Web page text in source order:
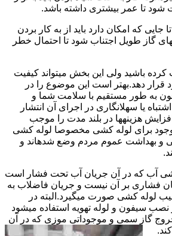
شود تا عمر بیشتری داشته باشد.
جایی که امکان دارد باید از به کار بردن
گاز طویل اجتناب شود تا احتمال خطر
باشید ولی این بخش میتواند کیفیت
دهد.بهتر است این موضوع را در
به طور مستقیم با سلامت شما و
یا سهلانگاری در اجرای آن انتشار
هزینهها در بلند مدت را موجب
موجود برای لوله کشی مخصوصا لوله کشی
و بهداشت عموم مردم وضع شدهاند و
آب که در آن جریان آب تحت فشار است
فشاری بر آن نیست و جریان فاضلاب به
لوله کشی صورت میگیرد.البته در
سیفون و لوله تهویه استفاده میشود
گاز سمی و موجوداتی موزی که در آن